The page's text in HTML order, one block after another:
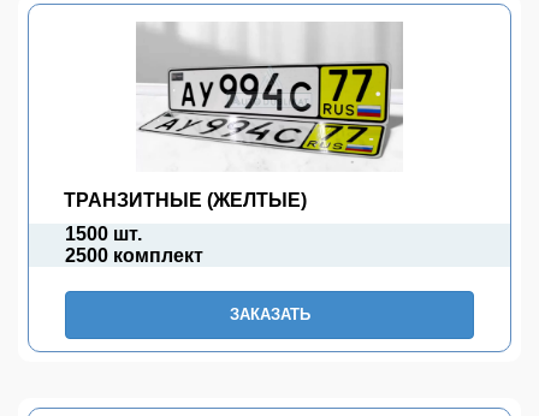
ТРАНЗИТНЫЕ (ЖЕЛТЫЕ)
1500 шт.
2500 комплект
ЗАКАЗАТЬ